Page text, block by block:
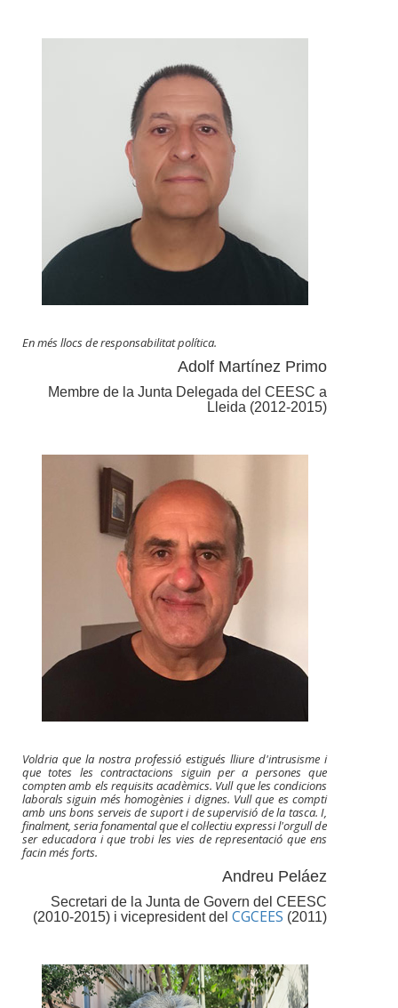
En més llocs de responsabilitat política.
Adolf Martínez Primo
Membre de la Junta Delegada del CEESC a
Lleida (2012-2015)
Voldria que la nostra professió estigués lliure d'intrusisme i
que totes les contractacions siguin per a persones que
compten amb els requisits acadèmics. Vull que les condicions
laborals siguin més homogènies i dignes. Vull que es compti
amb uns bons serveis de suport i de supervisió de la tasca. I,
finalment, seria fonamental que el col·lectiu expressi l'orgull de
ser educadora i que trobi les vies de representació que ens
facin més forts.
Andreu Peláez
Secretari de la Junta de Govern del CEESC
(2010-2015) i vicepresident delCGCEES (2011)